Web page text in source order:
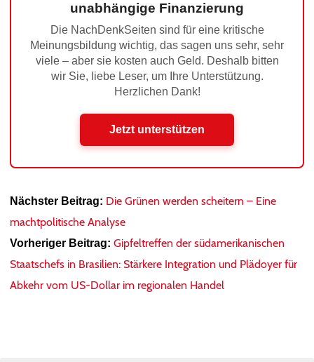
unabhängige Finanzierung
Die NachDenkSeiten sind für eine kritische
Meinungsbildung wichtig, das sagen uns sehr, sehr
viele – aber sie kosten auch Geld. Deshalb bitten
wir Sie, liebe Leser, um Ihre Unterstützung.
Herzlichen Dank!
Jetzt unterstützen
Nächster Beitrag: Die Grünen werden scheitern – Eine
machtpolitische Analyse
Vorheriger Beitrag: Gipfeltreffen der südamerikanischen
Staatschefs in Brasilien: Stärkere Integration und Plädoyer für
Abkehr vom US-Dollar im regionalen Handel